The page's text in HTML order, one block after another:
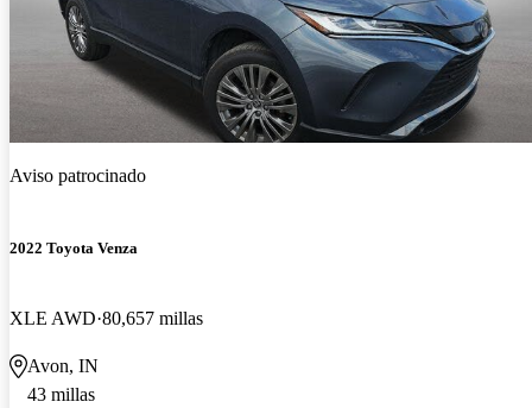
Aviso patrocinado
2022 Toyota Venza
XLE AWD 80,657 millas
Avon, IN
43 millas